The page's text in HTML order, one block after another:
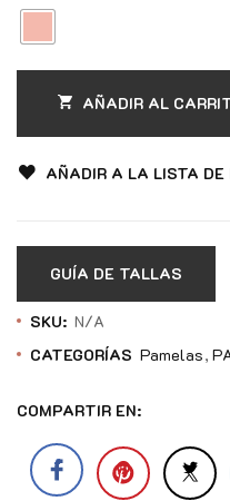
AÑADIR AL
AÑADIR A LA LISTA DE
GUÍA DE TALLAS
SKU: N/A
CATEGORÍAS Pamelas
COMPARTIR EN: